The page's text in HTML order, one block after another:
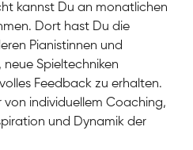
kannst Du an monatlichen
Dort hast Du die
Pianistinnen und
Spieltechniken
Feedback zu erhalten.
individuellem Coaching,
und Dynamik der